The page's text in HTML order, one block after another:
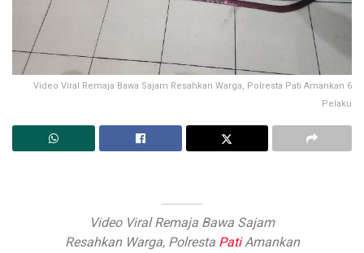
Video Viral Remaja Bawa Sajam Resahkan Warga, Polresta Pati Amankan 6
Pelaku
Video Viral Remaja Bawa Sajam
Resahkan Warga, Polresta PatiAmankan